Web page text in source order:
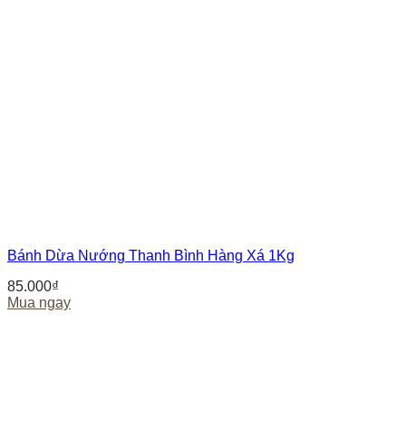
Bánh Dừa Nướng Thanh Bình Hàng Xá 1Kg
85.000₫
Mua ngay